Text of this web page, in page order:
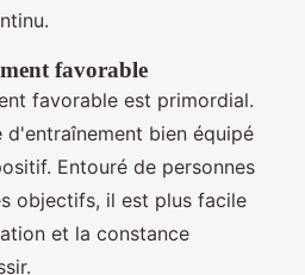
favorable
favorable est primordial.
d'entraînement bien équipé
Entouré de personnes
objectifs, il est plus facile
et la constance